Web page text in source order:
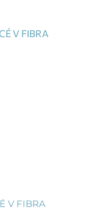
V FIBRA